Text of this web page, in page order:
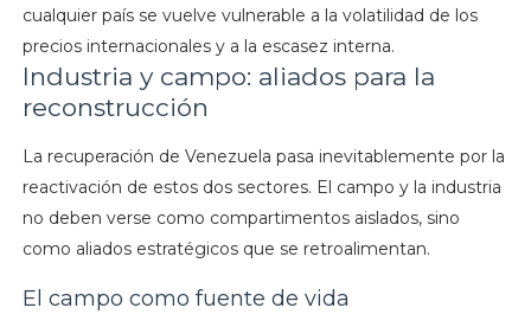
cualquier país se vuelve vulnerable a la volatilidad de los
precios internacionales y a la escasez interna.
Industria y campo: aliados para la
reconstrucción
La recuperación de Venezuela pasa inevitablemente por la
reactivación de estos dos sectores. El campo y la industria
no deben verse como compartimentos aislados, sino
como aliados estratégicos que se retroalimentan.
El campo como fuente de vida